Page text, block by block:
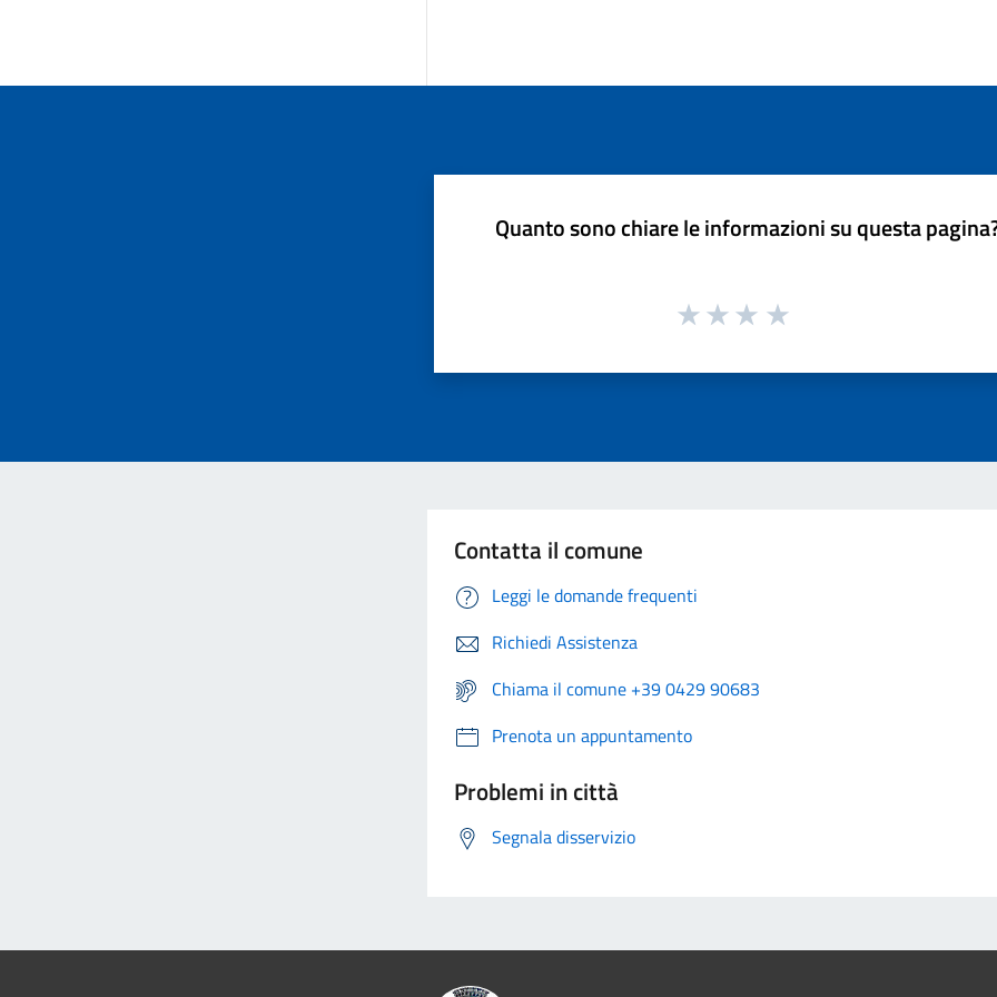
Quanto sono chiare le informazioni su questa
Contatta il comune
Leggi le domande frequenti
Richiedi Assistenza
Chiama il comune +39 0429 90683
Prenota un appuntamento
Problemi in città
Segnala disservizio